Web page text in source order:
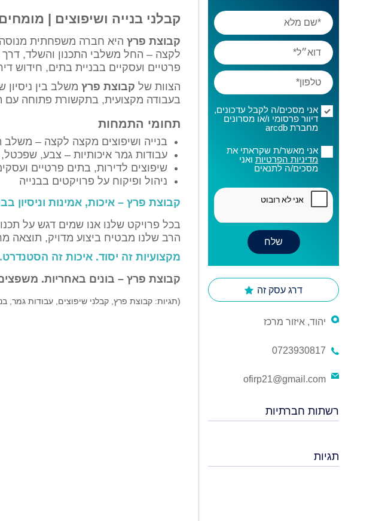
אני מסכים/ה לקבל עדכונים,
דיוור פרסומי ו/או מסרונים
מחברת arcdb
אני מאשר/ת שקראתי את
מדיניות הפרטיות ואני
מסכים/ה לתנאים
דרג עסק זה
יהוד, איזור מרכז
0723930817
ofirp21@gmail.com
רשתות חברתיות
תגיות
קבלני בנייה ושיפוצים |
קבוצת פרץ היא חברה משפחתית
לקצה – החל משלבי התכנון והשלד, דרך
פרטיים ועסקיים בבניית בתים, חידוש
הצוות של קבוצת פרץ משלב בין
בעבודה מקצועית, בתקשורת פתוחה עם
תחומי התמחות
בנייה ושיפוצים מקצה לקצה –
עבודות גמר איכותיות – צבע, שפכטל,
שיפוצים לדירות, בתים פרטיים
ניהול ופיקוח על פרויקטים בבנייה
קבוצת פרץ – איכות, אמינות וניסיון
בכל פרויקט שלנו אנו שמים דגש על
הרב שלנו מבטיח ביצוע מדויק, תוצאה
מקצועיות זה יסוד. איכות זה הסטנדרט.
קבוצת פרץ – בונים באחריות.
(תגיות: קבוצת פרץ, קבלני שיפוצים, עבודות גמר,